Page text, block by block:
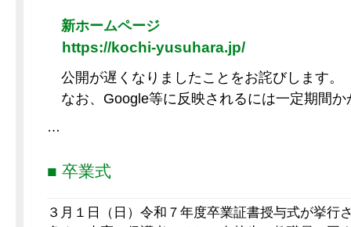
新ホームページ
https://kochi-yusuhara.jp/
公開が遅くなりましたことをお詫びします
なお、Google等に反映されるには一定期間か
…
■ 卒業式
３月１日（日）令和７年度卒業証書授与式が挙行